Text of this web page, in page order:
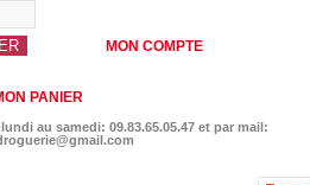
MON COMPTE
PANIER
au samedi: 09.83.65.05.47 et par mail: